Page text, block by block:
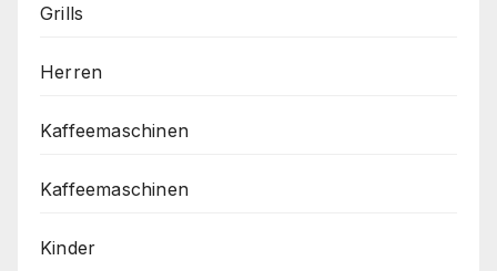
Grills
Herren
Kaffeemaschinen
Kaffeemaschinen
Kinder